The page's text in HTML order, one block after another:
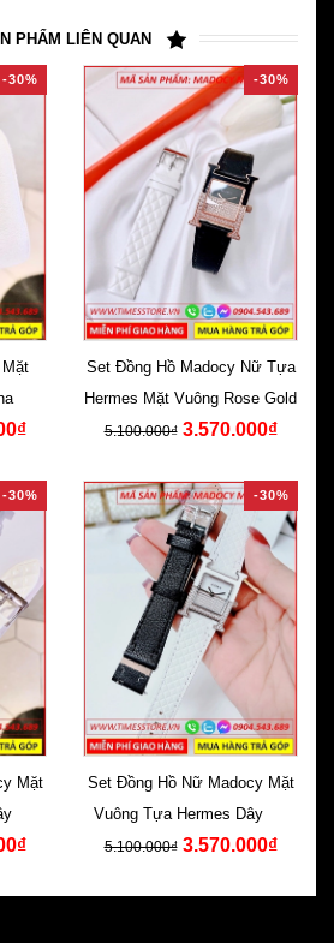
PHẨM LIÊN QUAN
-30%
Lê
-30%
Set Đồng Hồ Madocy Nữ Tựa
Hermes Mặt Vuông Rose Gold
5.100.000₫ 3.570.000₫
-30%
Mặt
Da
-30%
Set Đồng Hồ Nữ Madocy Mặt
Vuông Tựa Hermes Dây Da
Trắng
5.100.000₫ 3.570.000₫